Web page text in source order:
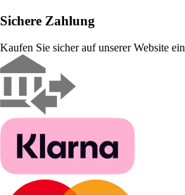
Sichere Zahlung
Kaufen Sie sicher auf unserer Website ein